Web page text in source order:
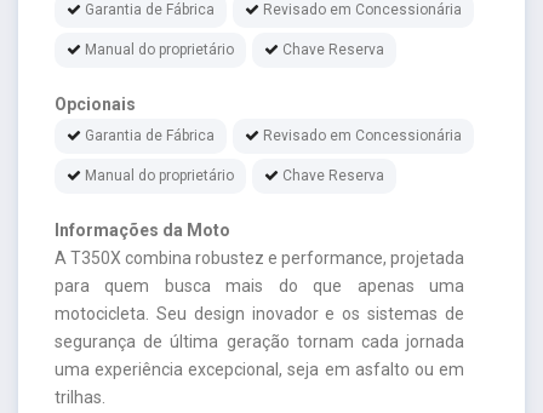
Garantia de Fábrica Revisado em Concessionária
Manual do proprietário Chave Reserva
Opcionais
Garantia de Fábrica Revisado em Concessionária
Manual do proprietário Chave Reserva
Informações da Moto
A T350X combina robustez e performance, projetada
para quem busca mais do que apenas uma
motocicleta. Seu design inovador e os sistemas de
segurança de última geração tornam cada jornada
uma experiência excepcional, seja em asfalto ou em
trilhas.